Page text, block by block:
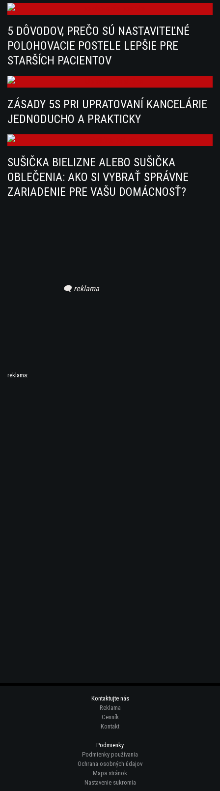
5 DÔVODOV, PREČO SÚ NASTAVITEĽNÉ
POLOHOVACIE POSTELE LEPŠIE PRE
STARŠÍCH PACIENTOV
ZÁSADY 5S PRI UPRATOVANÍ KANCELÁRIE
JEDNODUCHO A PRAKTICKY
SUŠIČKA BIELIZNE ALEBO SUŠIČKA
OBLEČENIA: AKO SI VYBRAŤ SPRÁVNE
ZARIADENIE PRE VAŠU DOMÁCNOSŤ?
reklama:
Kontaktujte nás
Reklama
Cenník
Kontakt
Podmienky
Podmienky používania
Ochrana osobných údajov
Mapa stránok
Nastavenie sukromia